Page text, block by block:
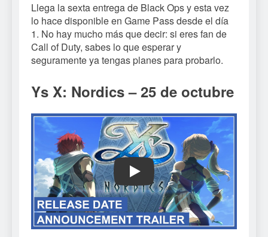
Llega la sexta entrega de Black Ops y esta vez
lo hace disponible en Game Pass desde el día
1. No hay mucho más que decir: si eres fan de
Call of Duty, sabes lo que esperar y
seguramente ya tengas planes para probarlo.
Ys X: Nordics – 25 de octubre
Play